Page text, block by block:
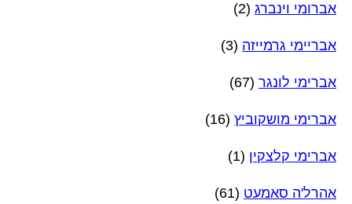
אברומי וינברג (2)
אבריימי גרמייזה (3)
אברימי לונגר (67)
אברימי מושקוביץ (16)
אברימי קלצקין (1)
אהרל'ה סאמעט (61)